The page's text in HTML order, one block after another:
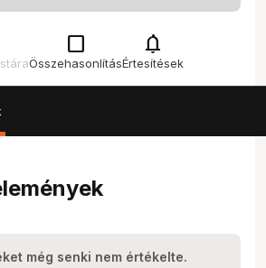
check_box_outline_blank
Összehasonlítás
notifications
Értesítések
még senki nem értékelte.